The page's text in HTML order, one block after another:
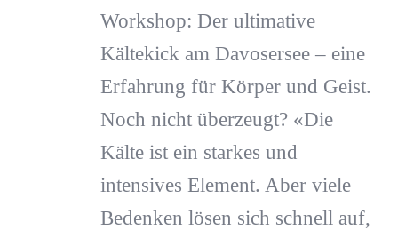
Workshop: Der ultimative
Kältekick am Davosersee – eine
Erfahrung für Körper und Geist.
Noch nicht überzeugt? «Die
Kälte ist ein starkes und
intensives Element. Aber viele
Bedenken lösen sich schnell auf,